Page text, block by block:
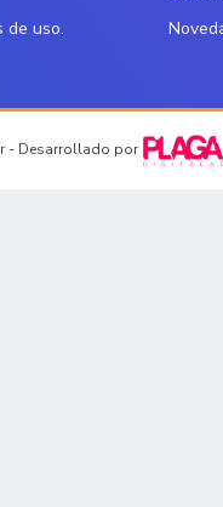
de uso.
- Desarrollado por